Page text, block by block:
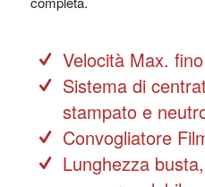
Velocità Max.
Sistema di
stampato e
Convogliatore
Lunghezza